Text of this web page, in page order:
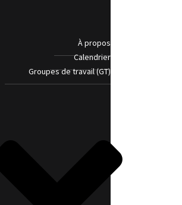
À propos
Calendrier
Groupes de travail (GT)